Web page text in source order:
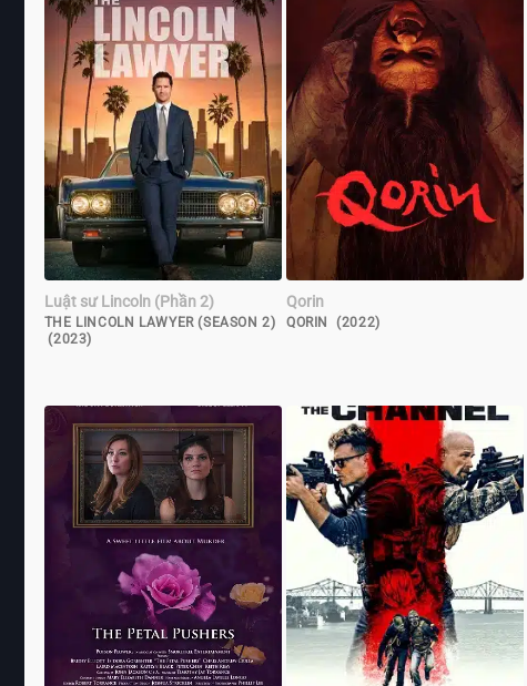
Luật sư Lincoln (Phần 2)
THE LINCOLN LAWYER (SEASON 2)
(2023)
Qorin
QORIN (2022)